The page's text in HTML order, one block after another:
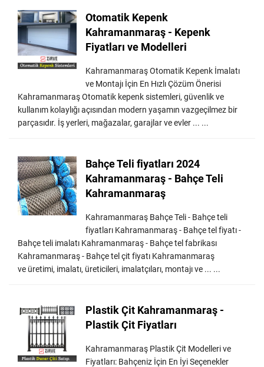
Otomatik Kepenk
Kahramanmaraş - Kepenk
Fiyatları ve Modelleri
Kahramanmaraş Otomatik Kepenk İmalatı
ve Montajı İçin En Hızlı Çözüm Önerisi
Kahramanmaraş Otomatik kepenk sistemleri, güvenlik ve
kullanım kolaylığı açısından modern yaşamın vazgeçilmez bir
parçasıdır. İş yerleri, mağazalar, garajlar ve evler ... ...
Bahçe Teli fiyatları 2024
Kahramanmaraş - Bahçe Teli
Kahramanmaraş
Kahramanmaraş Bahçe Teli - Bahçe teli
fiyatları Kahramanmaraş - Bahçe tel fiyatı -
Bahçe teli imalatı Kahramanmaraş - Bahçe tel fabrikası
Kahramanmaraş - Bahçe tel çit fiyatı Kahramanmaraş
ve üretimi, imalatı, üreticileri, imalatçıları, montajı ve ... ...
Plastik Çit Kahramanmaraş -
Plastik Çit Fiyatları
Kahramanmaraş Plastik Çit Modelleri ve
Fiyatları: Bahçeniz İçin En İyi Seçenekler